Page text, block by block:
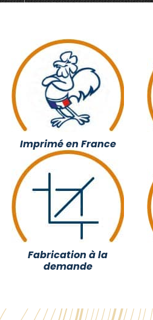
Imprimé en France
Fabrication à la
demande